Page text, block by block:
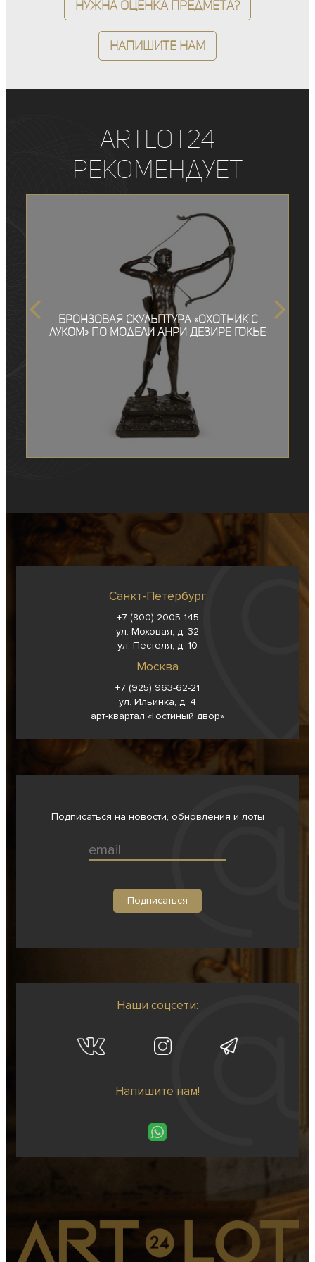
Нужна оценка предмета?
Напишите нам
ArtLot24
рекомендует
Бронзовая скульптура «Охотник с
луком» по модели Анри Дезире Гокье
Санкт-Петербург
+7 (800) 2005-145
ул. Моховая, д. 32
ул. Пестеля, д. 10
Москва
+7 (925) 963-62-21
ул. Ильинка, д. 4
арт-квартал «Гостиный двор»
Подписаться на новости, обновления и лоты
Наши соцсети:
Напишите нам!